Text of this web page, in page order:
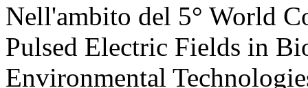
Nell'ambito del 5° World
Pulsed Electric Fields in
Environmental